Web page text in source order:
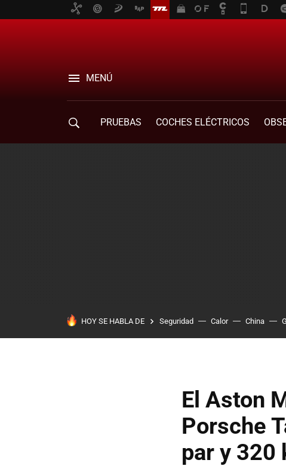
MENÚ
PRUEBAS COCHES ELÉCTRICOS
HOY SE HABLA DE Seguridad Calor China
El Aston
Porsche
par y 320